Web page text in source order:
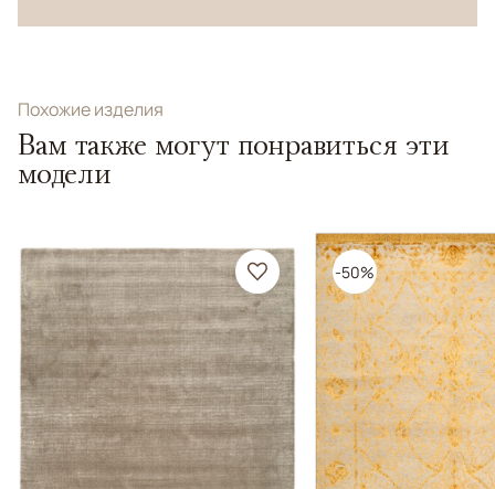
Похожие изделия
Вам также могут понравиться эти
модели
-50%